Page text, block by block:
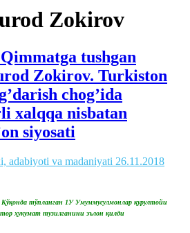
Zokirov
tushgan
Zokirov. Turkiston
chog’ida
xalqqa nisbatan
siyosati
adabiyoti va madaniyati 26.11.2018
Қўқонда тўпланган 1У Умуммусулмонлар қурултойи
ҳукумат тузилганини эълон қилди